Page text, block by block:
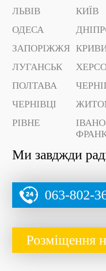
ЛЬВІВ КИЇВ
ОДЕСА
ЗАПОРІЖЖЯ
ЛУГАНСЬК
ПОЛТАВА
ЧЕРНІВЦІ
РІВНЕ
Ми завджди
063-802-
Розміщення